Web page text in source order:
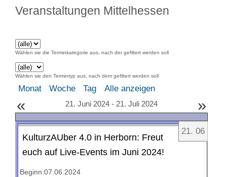
Veranstaltungen Mittelhessen
Wählen sie die Terminkategorie aus, nach der gefiltert werden soll
Wählen sie den Termintyp aus, nach dem gefiltert werden soll
Monat Woche Tag Alle anzeigen
« 21. Juni 2024 - 21. Juli 2024 »
21. 06
KulturzAUber 4.0 in Herborn: Freut
euch auf Live-Events im Juni 2024!
Beginn:07.06.2024